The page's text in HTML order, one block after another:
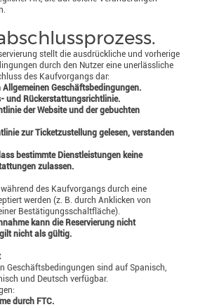
stellt die ausdrückliche und vorherige
durch den Nutzer eine unerlässliche
des Kaufvorgangs dar:
Geschäftsbedingungen.
und Rückerstattungsrichtlinie.
der Website und der gebuchten
zur Ticketzustellung gelesen, verstanden
bestimmte Dienstleistungen keine
zulassen.
des Kaufvorgangs durch eine
werden (z. B. durch Anklicken von
Bestätigungsschaltfläche).
kann die Reservierung nicht
nicht als gültig.
Geschäftsbedingungen sind auf Spanisch,
und Deutsch verfügbar.
durch FTC.